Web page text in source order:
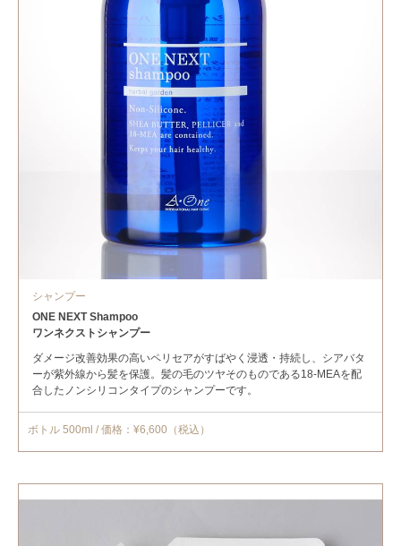
シャンプー
ONE NEXT Shampoo
ワンネクストシャンプー
ダメージ改善効果の高いペリセアがすばやく浸透・持続し、シアバタ
ーが紫外線から髪を保護。髪の毛のツヤそのものである18-MEAを配
合したノンシリコンタイプのシャンプーです。
ボトル 500ml / 価格：¥6,600（税込）